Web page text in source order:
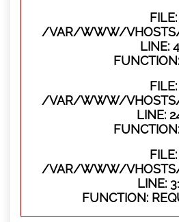
FILE:
/VAR/WWW/VHOSTS/
LINE:
FILE:
/VAR/WWW/VHOSTS/
LINE:
FILE:
/VAR/WWW/VHOSTS/
LINE:
FUNCTION: